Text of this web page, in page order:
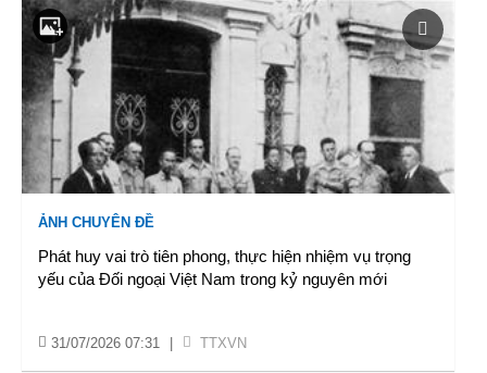
ẢNH CHUYÊN ĐỀ
Phát huy vai trò tiên phong, thực hiện nhiệm vụ trọng
yếu của Đối ngoại Việt Nam trong kỷ nguyên mới
31/07/2026 07:31 TTXVN